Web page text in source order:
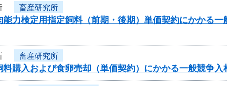
畜産研究所
能力検定用指定飼料（前期・後期）単価契約にかかる
畜産研究所
購入および食卵売却（単価契約）にかかる一般競争入